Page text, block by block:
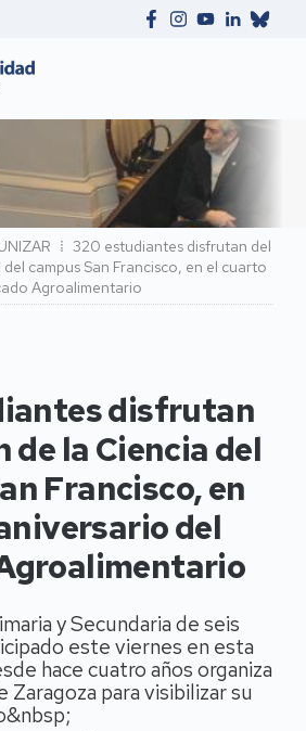
320 estudiantes disfrutan del
campus San Francisco, en el cuarto
Agroalimentario
disfrutan
de la Ciencia del
Francisco, en
del
y Secundaria de seis
este viernes en esta
hace cuatro años organiza
Zaragoza para visibilizar su